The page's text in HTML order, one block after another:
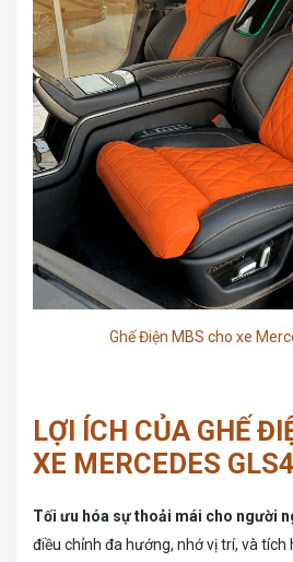
Ghế Điện MBS cho xe
LỢI ÍCH CỦA GHẾ
XE MERCEDES
Tối ưu hóa sự thoải mái cho người
điều chỉnh đa hướng, nhớ vị trí, và tích